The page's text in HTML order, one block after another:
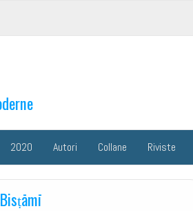
2020 Autori Collane Riviste